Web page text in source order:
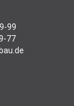
99
77